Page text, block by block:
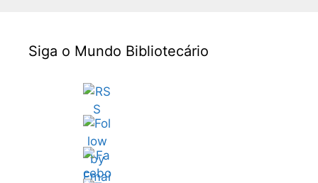
Siga o Mundo Bibliotecário